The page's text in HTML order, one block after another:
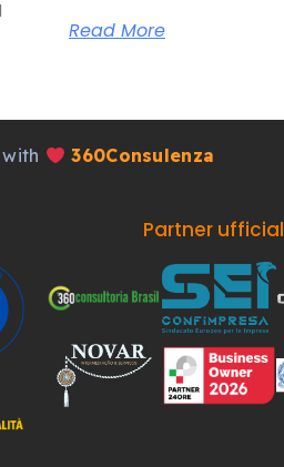
Read More
360Consulenza
Partner